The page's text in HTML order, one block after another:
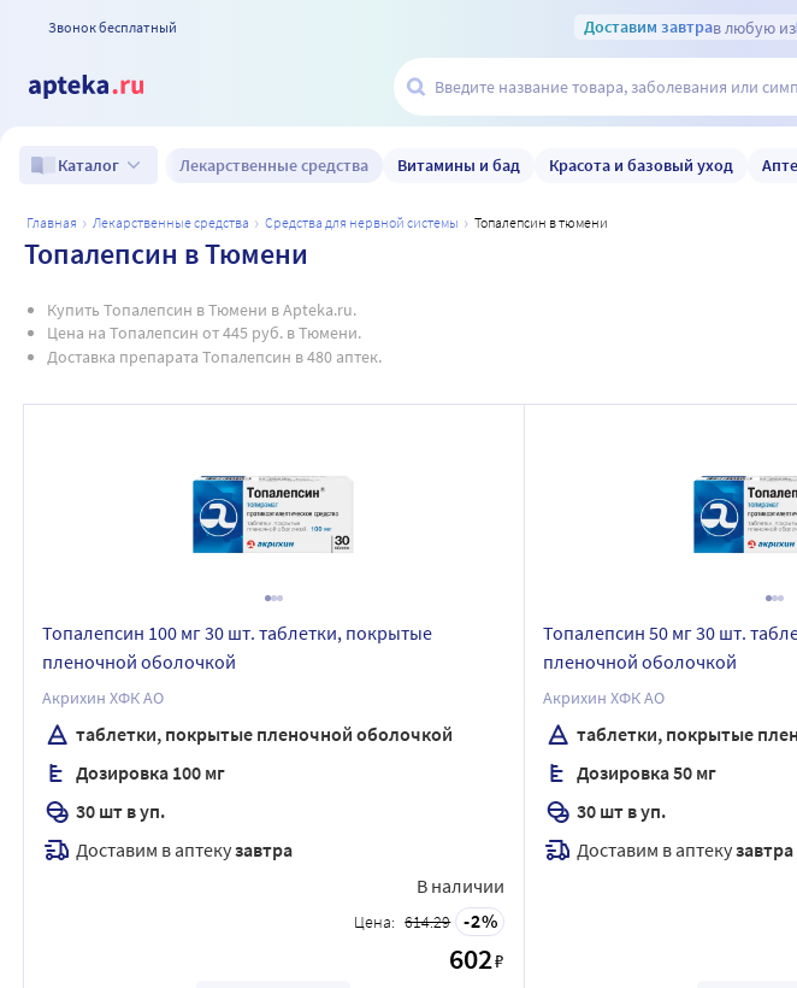
Звонок бесплатный Доставим завтрав любую из
Каталог Лекарственные средства Витамины и бад Красота и базовый уход
главная лекарственные средства средства для нервной системы топалепсин в тюмени
Топалепсин в Тюмени
Купить Топалепсин в Тюмени в Apteka.ru.
Цена на Топалепсин от 445 руб. в Тюмени.
Доставка препарата Топалепсин в 480 аптек.
Топалепсин 100 мг 30 шт. таблетки, покрытые
пленочной оболочкой
Акрихин ХФК АО
таблетки, покрытые пленочной оболочкой
Дозировка 100 мг
30 шт в уп.
Доставим в аптекузавтра
В наличии
Цена: 614.29 2
602₽
Топалепсин 50 мг 30 шт.
пленочной оболочкой
Акрихин ХФК АО
таблетки, покрытые
Дозировка 50 мг
30 шт в уп.
Доставим в аптекузавтра